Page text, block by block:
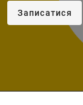
Записатися